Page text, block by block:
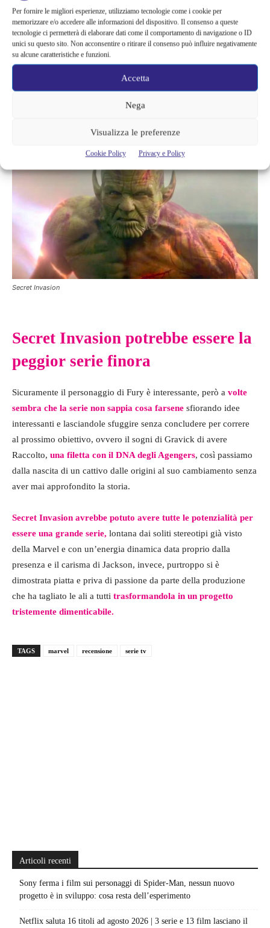
Per fornire le migliori esperienze, utilizziamo tecnologie come i cookie per
memorizzare e/o accedere alle informazioni del dispositivo. Il consenso a queste
tecnologie ci permetterà di elaborare dati come il comportamento di navigazione o ID
unici su questo sito. Non acconsentire o ritirare il consenso può influire negativamente
su alcune caratteristiche e funzioni.
Accetta
Nega
Visualizza le preferenze
Cookie Policy Privacy e Policy
L’obiettivo era sicuramente mantenere il cuore dell’originale,
ovveroessere una serie di spionaggio, ma alla fine risulta solo
una storia di violenzacon moltissimo morti che girano intorno
alla figura di Fury. Alcune sequenze avrebbero dovuto essere di
enorme impatto sulla trama, non solo a livello visivo e di
maggiore precisione anche attraverso i dialoghi, invece Secret
grossolanamente scioccanti, fallendo il suo intento.
Secret Invasion
Secret Invasion potrebbe essere la
peggior serie finora
Sicuramente il personaggio di Fury è interessante, però a volte
sembra che la serie non sappia cosa farsene sfiorando idee
interessanti e lasciandole sfuggire senza concludere per correre
al prossimo obiettivo, ovvero il sogni di Gravick di avere
Raccolto, una filetta con il DNA degli Agengers, così passiamo
dalla nascita di un cattivo dalle origini al suo cambiamento senza
aver mai approfondito la storia.
Secret Invasion avrebbe potuto avere tutte le potenzialità per
essere una grande serie, lontana dai soliti stereotipi già visto
della Marvel e con un’energia dinamica data proprio dalla
presenza e il carisma di Jackson, invece, purtroppo si è
dimostrata piatta e priva di passione da parte della produzione
che ha tagliato le ali a tutti trasformandola in un progetto
tristemente dimenticabile.
TAGS marvel recensione serie tv
Articoli recenti
Sony ferma i film sui personaggi di Spider-Man, nessun nuovo
progetto è in sviluppo: cosa resta dell’esperimento
Netflix saluta 16 titoli ad agosto 2026 | 3 serie e 13 film lasciano il